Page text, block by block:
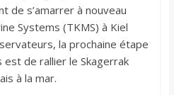
de s’amarrer à nouveau
Systems (TKMS) à Kiel
la prochaine étape
de rallier le Skagerrak
à la mar.